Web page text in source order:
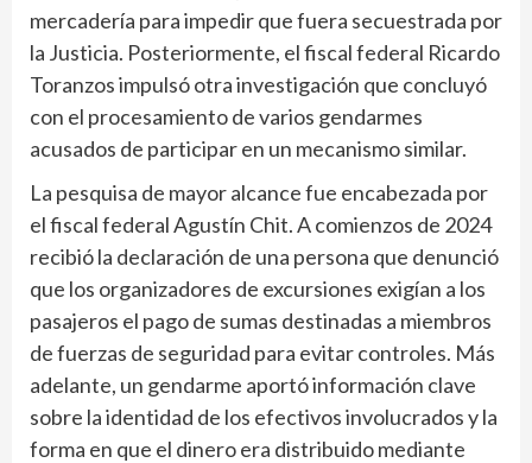
mercadería para impedir que fuera secuestrada por
la Justicia. Posteriormente, el fiscal federal Ricardo
Toranzos impulsó otra investigación que concluyó
con el procesamiento de varios gendarmes
acusados de participar en un mecanismo similar.
La pesquisa de mayor alcance fue encabezada por
el fiscal federal Agustín Chit. A comienzos de 2024
recibió la declaración de una persona que denunció
que los organizadores de excursiones exigían a los
pasajeros el pago de sumas destinadas a miembros
de fuerzas de seguridad para evitar controles. Más
adelante, un gendarme aportó información clave
sobre la identidad de los efectivos involucrados y la
forma en que el dinero era distribuido mediante